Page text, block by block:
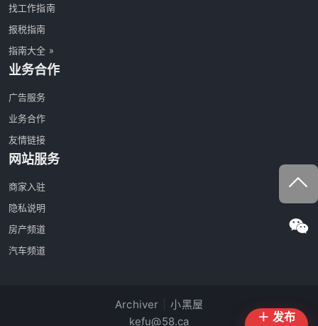
找工作指南
报税指南
指南大全 »
业务合作
广告服务
业务合作
友情链接
网站服务
商家入驻
隐私说明
房产频道
汽车频道
Archiver
小黑屋
kefu@58.ca
＋ 发布